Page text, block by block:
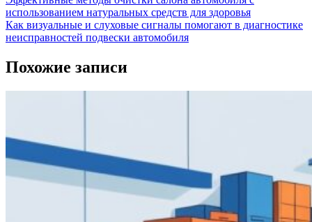
использованием натуральных средств для здоровья
Как визуальные и слуховые сигналы помогают в диагностике
неисправностей подвески автомобиля
Похожие записи